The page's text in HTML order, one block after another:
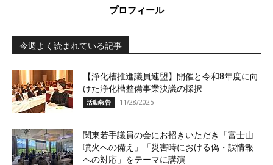
プロフィール
今週よく読まれている記事
【浄化槽推進議員連盟】開催と令和8年度に向
けた浄化槽整備事業決議の採択
活動報告 11/28/2025
関東若手議員の会にお招きいただき「富士山
噴火への備え」「災害時における偽・誤情報
への対応」をテーマに講演